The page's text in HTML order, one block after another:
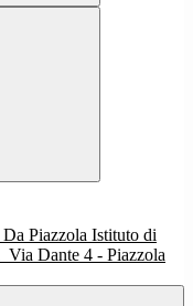
Istituto di
Via Dante 4 - Piazzola